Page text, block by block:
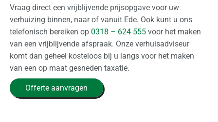
Vraag direct een vrijblijvende prijsopgave voor uw
verhuizing binnen, naar of vanuit Ede. Ook kunt u ons
telefonisch bereiken op 0318 – 624 555 voor het maken
van een vrijblijvende afspraak. Onze verhuisadviseur
komt dan geheel kosteloos bij u langs voor het maken
van een op maat gesneden taxatie.
Offerte aanvragen